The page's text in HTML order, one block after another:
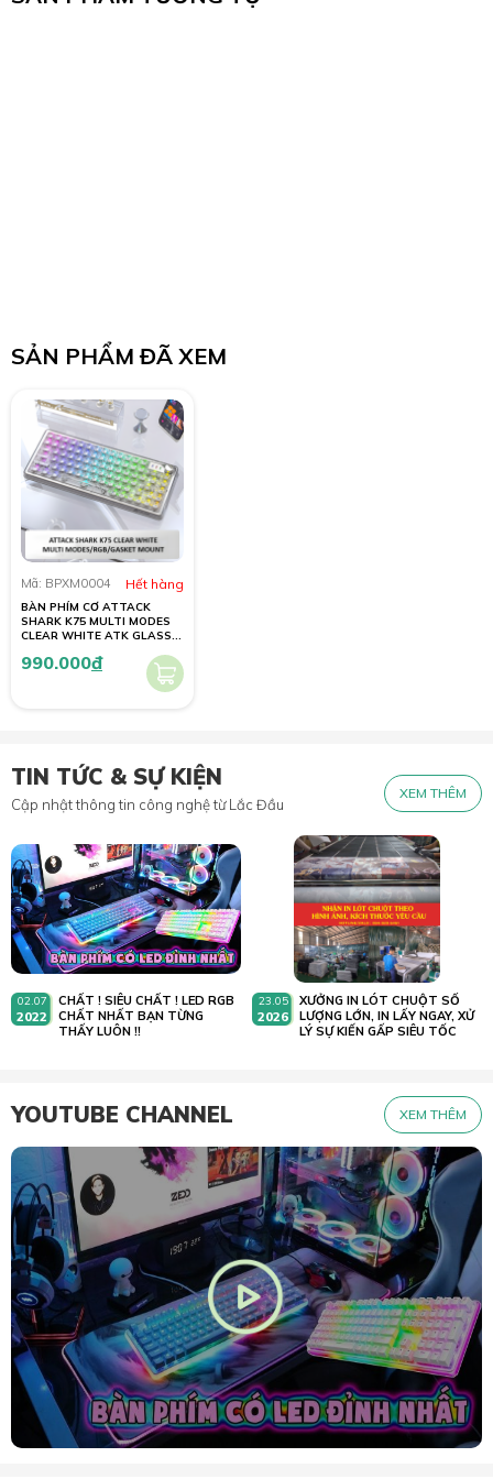
SẢN PHẨM ĐÃ XEM
Mã: BPXM0004 Hết hàng
BÀN PHÍM CƠ ATTACK
SHARK K75 MULTI MODES
CLEAR WHITE ATK GLASS
990.000đ
TIN TỨC & SỰ KIỆN
Cập nhật thông tin công nghệ từ Lắc Đầu
XEM THÊM
02.07
2022
CHẤT ! SIÊU CHẤT ! LED RGB
CHẤT NHẤT BẠN TỪNG
THẤY LUÔN !!
23.05
2026
XƯỞNG IN LÓT CHUỘT SỐ
LƯỢNG LỚN, IN LẤY NGAY, XỬ
LÝ SỰ KIẾN GẤP SIÊU TỐC
YOUTUBE CHANNEL XEM THÊM